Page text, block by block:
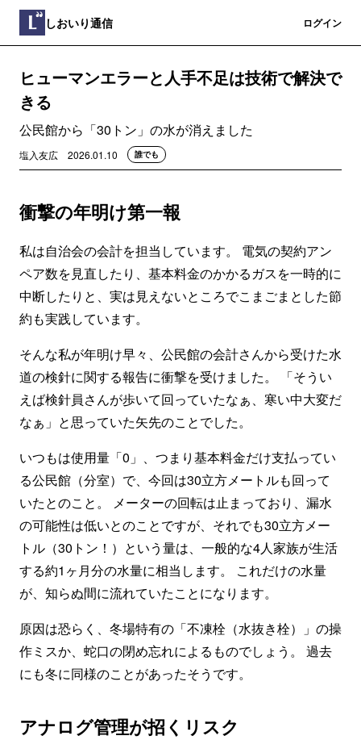
しおいり通信 ログイン
ヒューマンエラーと人手不足は技術で解決で
きる
公民館から「30トン」の水が消えました
塩入友広 2026.01.10 誰でも
衝撃の年明け第一報
私は自治会の会計を担当しています。 電気の契約アン
ペア数を見直したり、基本料金のかかるガスを一時的に
中断したりと、実は見えないところでこまごまとした節
約も実践しています。
そんな私が年明け早々、公民館の会計さんから受けた水
道の検針に関する報告に衝撃を受けました。 「そうい
えば検針員さんが歩いて回っていたなぁ、寒い中大変だ
なぁ」と思っていた矢先のことでした。
いつもは使用量「0」、つまり基本料金だけ支払ってい
る公民館（分室）で、今回は30立方メートルも回って
いたとのこと。 メーターの回転は止まっており、漏水
の可能性は低いとのことですが、それでも30立方メー
トル（30トン！）という量は、一般的な4人家族が生活
する約1ヶ月分の水量に相当します。 これだけの水量
が、知らぬ間に流れていたことになります。
原因は恐らく、冬場特有の「不凍栓（水抜き栓）」の操
作ミスか、蛇口の閉め忘れによるものでしょう。 過去
にも冬に同様のことがあったそうです。
アナログ管理が招くリスク